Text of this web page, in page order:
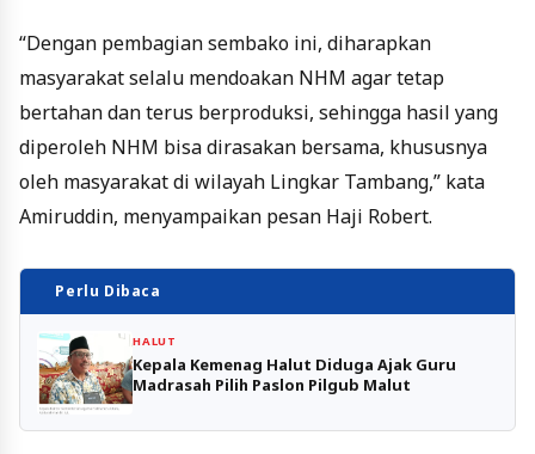
“Dengan pembagian sembako ini, diharapkan
masyarakat selalu mendoakan NHM agar tetap
bertahan dan terus berproduksi, sehingga hasil yang
diperoleh NHM bisa dirasakan bersama, khususnya
oleh masyarakat di wilayah Lingkar Tambang,” kata
Amiruddin, menyampaikan pesan Haji Robert.
Perlu Dibaca
HALUT
Kepala Kemenag Halut Diduga Ajak Guru
Madrasah Pilih Paslon Pilgub Malut